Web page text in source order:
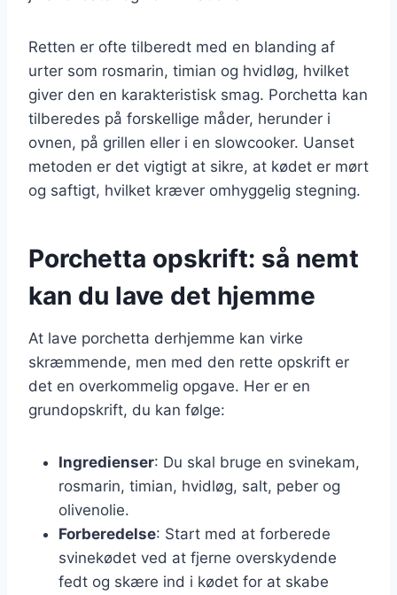
Retten er ofte tilberedt med en blanding af
urter som rosmarin, timian og hvidløg, hvilket
giver den en karakteristisk smag. Porchetta kan
tilberedes på forskellige måder, herunder i
ovnen, på grillen eller i en slowcooker. Uanset
metoden er det vigtigt at sikre, at kødet er mørt
og saftigt, hvilket kræver omhyggelig stegning.
Porchetta opskrift: så nemt
kan du lave det hjemme
At lave porchetta derhjemme kan virke
skræmmende, men med den rette opskrift er
det en overkommelig opgave. Her er en
grundopskrift, du kan følge:
Ingredienser: Du skal bruge en svinekam,
rosmarin, timian, hvidløg, salt, peber og
olivenolie.
Forberedelse: Start med at forberede
svinekødet ved at fjerne overskydende
fedt og skære ind i kødet for at skabe